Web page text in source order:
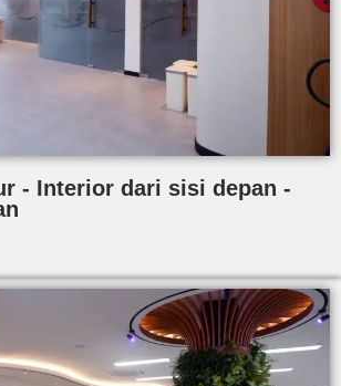
- Interior dari sisi depan -